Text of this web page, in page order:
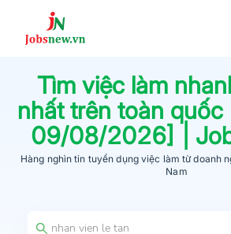
Tìm việc làm
nhất trên toàn
09/08/2026] |
Hàng nghìn tin tuyển dụng việc làm từdoanh
Nam